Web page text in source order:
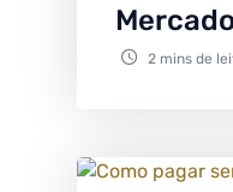
2 mins de